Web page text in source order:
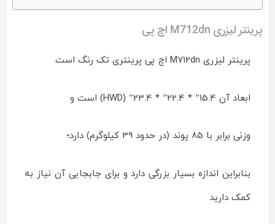
ماشین
اداری
پرینتر لیزری M712dn اچ پی
پرینتر لیزری M712dn اچ پی پرینتری تک رنگ است.
ابعاد آن 15.4” * 22.4” * 23.4” (HWD) است و
وزنی برابر با 85 پوند (در حدود 39 کیلوگرم) دارد؛
بنابراین اندازه بسیار بزرگی دارد و برای جابجایی آن نیاز به
کمک دارید